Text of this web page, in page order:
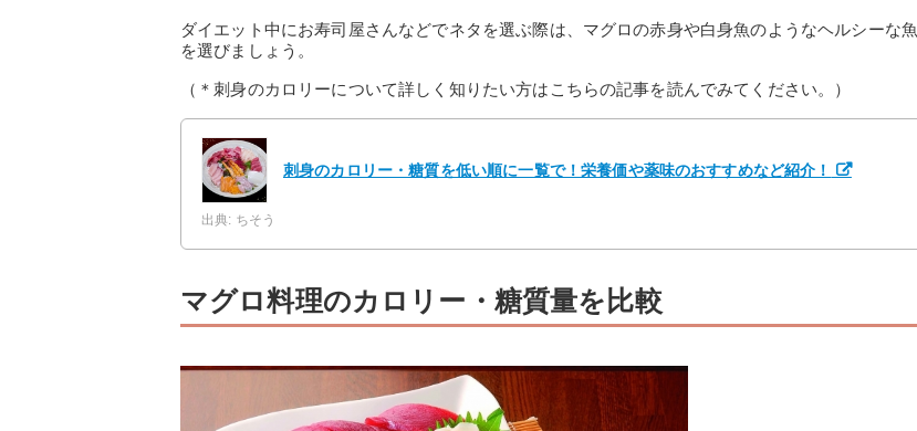
ダイエット中にお寿司屋さんなどでネタを選ぶ際は、マグロの赤身や白身魚のようなヘルシーな魚
を選びましょう。
（＊刺身のカロリーについて詳しく知りたい方はこちらの記事を読んでみてください。）
刺身のカロリー・糖質を低い順に一覧で！栄養価や薬味のおすすめなど紹介！
出典: ちそう
マグロ料理のカロリー・糖質量を比較